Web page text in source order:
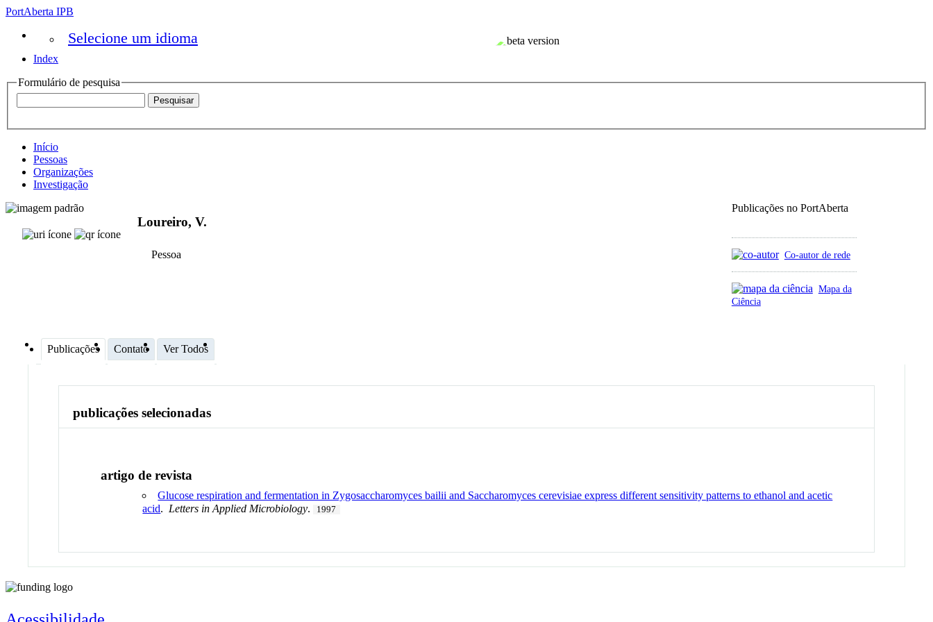
PortAberta IPB
Selecione um idioma
Index
Formulário de pesquisa
Início
Pessoas
Organizações
Investigação
Publicações no PortAberta
Co-autor de rede
Mapa da
Ciência
Loureiro, V.
Pessoa
Publicações Contato Ver Todos
publicações selecionadas
artigo de revista
Glucose respiration and fermentation in Zygosaccharomyces bailii and Saccharomyces cerevisiae express different sensitivity patterns to ethanol and acetic
acid. Letters in Applied Microbiology. 1997